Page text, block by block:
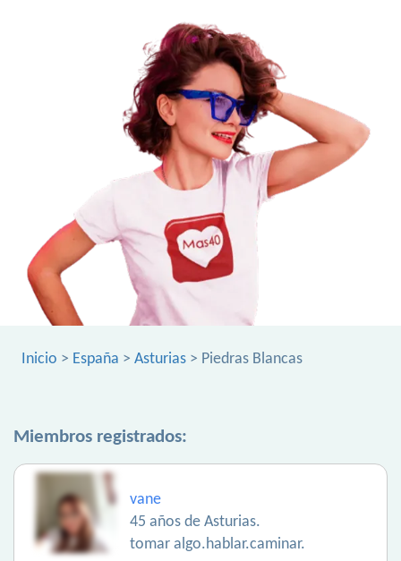
Inicio > España > Asturias > Piedras Blancas
Miembros registrados:
vane
45 años de Asturias.
tomar algo.hablar.caminar.